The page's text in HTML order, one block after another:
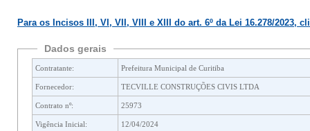
Para os Incisos III, VI, VII, VIII e XIII do art. 6º da Lei 16.278/2023,
Dados gerais
Contratante: Prefeitura Municipal de Curitiba
Fornecedor: TECVILLE CONSTRUÇÕES CIVIS LTDA
Contrato nº: 25973
Vigência Inicial: 12/04/2024